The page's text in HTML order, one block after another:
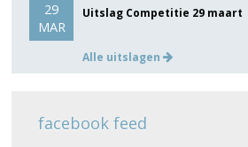
29
MAR
Uitslag Competitie 29 maart
Alle uitslagen
facebook feed